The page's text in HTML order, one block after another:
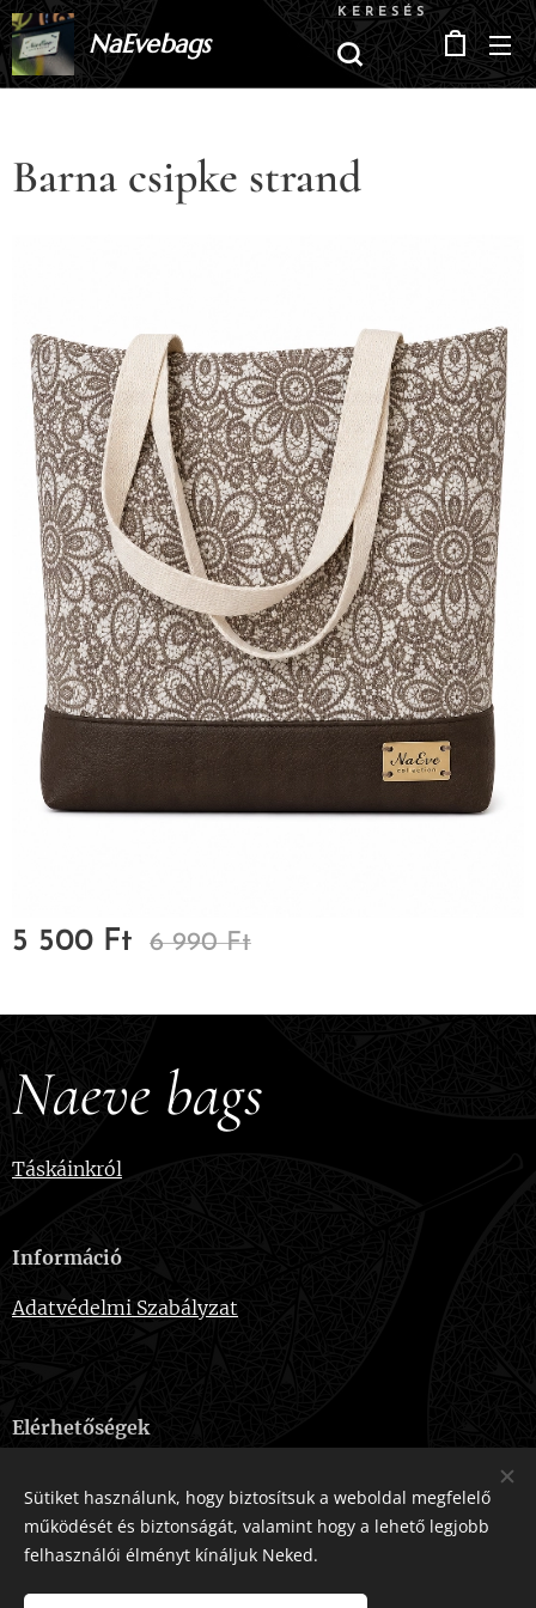
NaEvebags
KERESÉS
Barna csipke strand
5 500 Ft 6 990Ft
Naeve bags
Táskáinkról
Információ
Adatvédelmi Szabályzat
Elérhetőségek
Telefonszám:+36-20-915-2724
Sütiket használunk, hogy biztosítsuk a weboldal megfelelő
működését és biztonságát, valamint hogy a lehető legjobb
felhasználói élményt kínáljuk Neked.